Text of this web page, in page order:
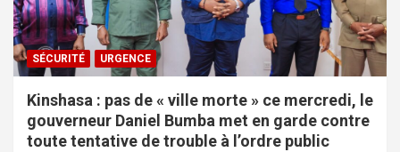
SÉCURITÉ URGENCE
Kinshasa : pas de « ville morte » ce mercredi, le
gouverneur Daniel Bumba met en garde contre
toute tentative de trouble à l’ordre public